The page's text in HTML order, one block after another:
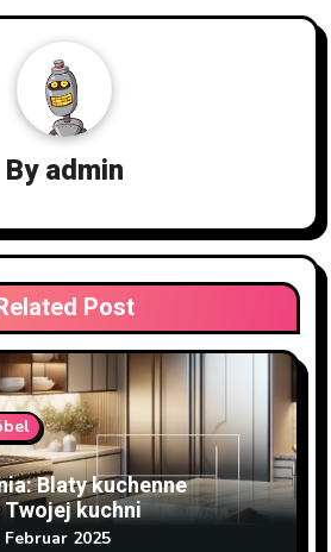
Byadmin
Post
Blaty kuchenne
kuchni
Februar 2025